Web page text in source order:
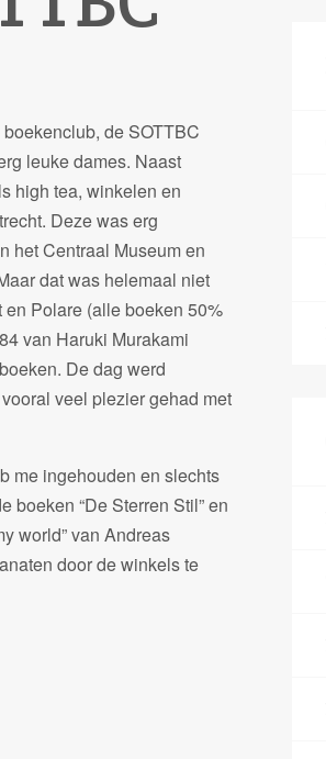
de SOTTBC
leuke dames. Naast
high tea, winkelen en
Deze was erg
het Centraal Museum en
dat was helemaal niet
Polare (alle boeken 50%
van Haruki Murakami
De dag werd
veel plezier gehad met
me ingehouden en slechts
boeken “De Sterren Stil” en
world” van Andreas
door de winkels te